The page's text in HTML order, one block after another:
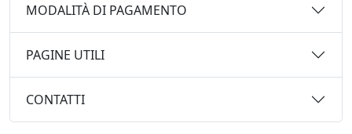
MODALITÀ DI PAGAMENTO
PAGINE UTILI
CONTATTI